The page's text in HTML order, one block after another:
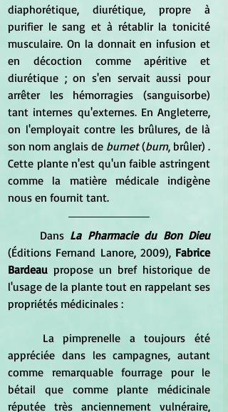
diaphorétique, diurétique, propre à
purifier le sang et à rétablir la tonicité
musculaire. On la donnait en infusion et
en décoction comme apéritive et
diurétique ; on s'en servait aussi pour
arrêter les hémorragies (sanguisorbe)
tant internes qu'externes. En Angleterre,
on l'employait contre les brûlures, de là
son nom anglais de burnet (burn, brûler) .
Cette plante n'est qu'un faible astringent
comme la matière médicale indigène
nous en fournit tant.
Dans La Pharmacie du Bon Dieu
(Éditions Fernand Lanore, 2009), Fabrice
Bardeau propose un bref historique de
l'usage de la plante tout en rappelant ses
propriétés médicinales :
appréciée dans les campagnes, autant
comme remarquable fourrage pour le
bétail que comme plante médicinale
réputée très anciennement vulnéraire,